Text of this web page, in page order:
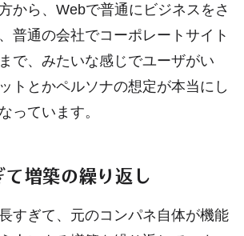
から、Webで普通にビジネスをさ
普通の会社でコーポレートサイト
で、みたいな感じでユーザがい
トとかペルソナの想定が本当にし
っています。
て増築の繰り返し
すぎて、元のコンパネ自体が機能